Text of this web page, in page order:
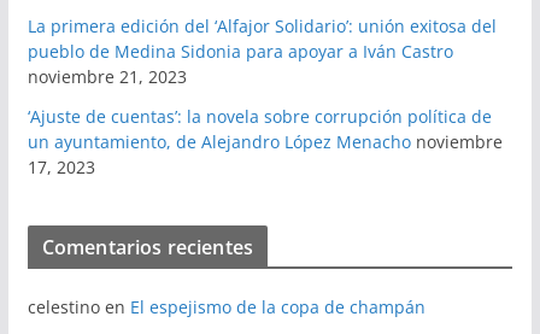
La primera edición del ‘Alfajor Solidario’: unión exitosa del
pueblo de Medina Sidonia para apoyar a Iván Castro
noviembre 21, 2023
‘Ajuste de cuentas’: la novela sobre corrupción política de
un ayuntamiento, de Alejandro López Menacho noviembre
17, 2023
Comentarios recientes
celestinoen El espejismo de la copa de champán